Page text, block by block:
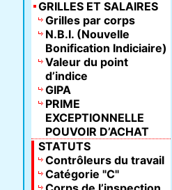
GRILLES ET SALAIRES
Grilles par corps
N.B.I. (Nouvelle
Bonification Indiciaire)
Valeur du point
d’indice
GIPA
PRIME
EXCEPTIONNELLE
POUVOIR D’ACHAT
STATUTS
Contrôleurs du travail
Catégorie "C"